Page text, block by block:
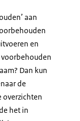
aan
en
Dan kun
de
overzichten
het in